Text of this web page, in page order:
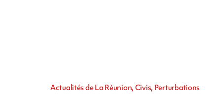
Actualités de La Réunion, Civis, Perturbations